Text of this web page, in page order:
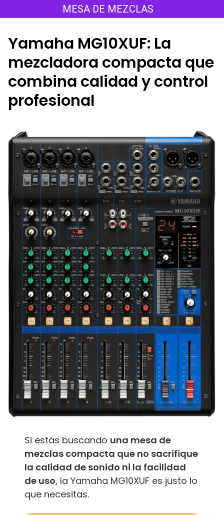
al
MESA DE MEZCLAS
Yamaha MG10XUF: La
mezcladora compacta que
combina calidad y control
profesional
Si estás buscando una mesa de
mezclas compacta que no sacrifique
la calidad de sonido ni la facilidad
de uso, la Yamaha MG10XUF es justo lo
que necesitas.